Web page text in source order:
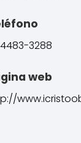
4483-3288
web